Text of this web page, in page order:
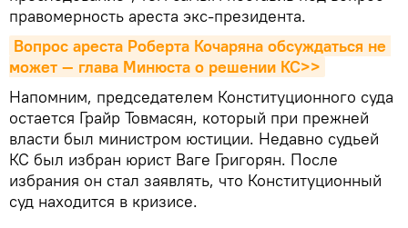
правомерность ареста экс-президента.
Вопрос ареста Роберта Кочаряна обсуждаться не
может — глава Минюста о решении КС>>
Напомним, председателем Конституционного суда
остается Грайр Товмасян, который при прежней
власти был министром юстиции. Недавно судьей
КС был избран юрист Ваге Григорян. После
избрания он стал заявлять, что Конституционный
суд находится в кризисе.